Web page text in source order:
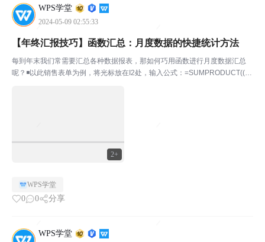
WPS学堂
2024-05-09 02:55:33
2+
【年终汇报技巧】函数汇总：月度数据的快捷统计方法
每到年末我们常需要汇总各种数据报表，那如何巧用函数进行月度数据汇总
呢？◾以此销售表单为例，将光标放在I2处，输入公式：=SUMPRODUCT((Y
WPS学堂
0 0 分享
WPS学堂